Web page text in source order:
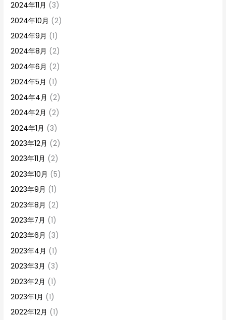
2024年11月 (3)
2024年10月 (2)
2024年9月 (1)
2024年8月 (2)
2024年6月 (2)
2024年5月 (1)
2024年4月 (2)
2024年2月 (2)
2024年1月 (3)
2023年12月 (2)
2023年11月 (2)
2023年10月 (5)
2023年9月 (1)
2023年8月 (2)
2023年7月 (1)
2023年6月 (3)
2023年4月 (1)
2023年3月 (3)
2023年2月 (1)
2023年1月 (1)
2022年12月 (1)